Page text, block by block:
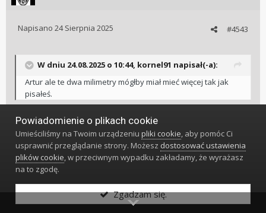
#4543
Napisano 24 Sierpnia 2025
W dniu 24.08.2025 o 10:44, kornel91 napisał(-a):
Artur ale te dwa milimetry mógłby miał mieć więcej tak jak
pisałeś.
Marcin, zależy kto co lubi
co nosiłeś wcześniej, do czego jesteś
przyzwyczajony.
Cordi7 ma absolutną rację, że przez swoje wymiary EZM jest
mega wygodny, ale dla mnie naprawdę brakowało tych 2
mm. Wysokość i waga mogłyby zostać bez zmian.
UX przy 44mm jest git.
Powiadomienie o plikach cookie
Umieściliśmy na Twoim urządzeniupliki cookie, aby pomóc Ci
usprawnić przeglądanie strony. Możesz dostosować ustawienia
plików cookie, w przeciwnym wypadku zakładamy, że wyrażasz
na to zgodę.
Zgadzam się.